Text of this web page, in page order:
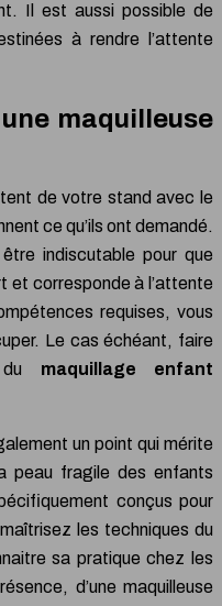
Il est aussi possible de
à rendre l’attente
maquilleuse
de votre stand avec le
ce qu’ils ont demandé.
indiscutable pour que
et corresponde à l’attente
requises, vous
Le cas échéant, faire
du maquillage enfant
un point qui mérite
peau fragile des enfants
conçus pour
les techniques du
sa pratique chez les
d’une maquilleuse